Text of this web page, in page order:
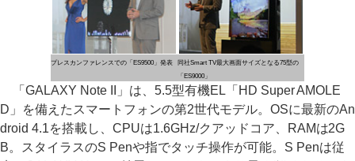
プレスカンファレンスでの「ES9500」発表
同社Smart TV最大画面サイズとなる75型の
「ES9000」
「GALAXY Note II」は、5.5型有機EL「HD Super AMOLE
D」を備えたスマートフォンの第2世代モデル。OSに最新のAn
droid 4.1を搭載し、CPUは1.6GHz/クアッドコア、RAMは2G
B。スタイラスのS Penや指でタッチ操作が可能。S Penは従